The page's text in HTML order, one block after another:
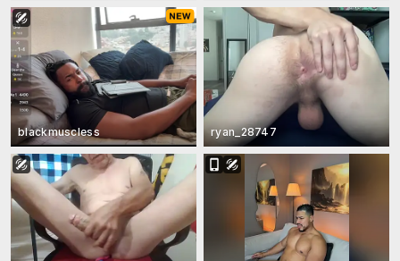
blackmuscless ryan_28747